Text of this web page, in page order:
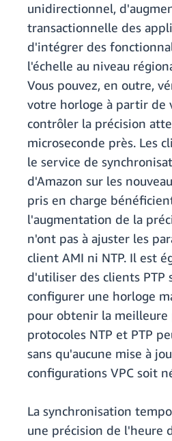
unidirectionnel,
transactionnelle des
d'intégrer des
l'échelle au niveau
Vous pouvez, en outre,
votre horloge à partir de
contrôler la précision
microseconde près. Les
le service de
d'Amazon sur les
pris en charge
l'augmentation de la
n'ont pas à ajuster les
client AMI ni NTP. Il est
d'utiliser des clients PTP
configurer une horloge
pour obtenir la meilleure
protocoles NTP et PTP
sans qu'aucune mise à
configurations VPC soit
La synchronisation
une précision de l'heure